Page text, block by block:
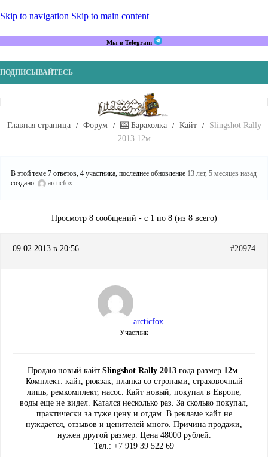
Skip to navigation Skip to main content
Мы в Telegram
ПОДПИСЫВАЙТЕСЬ
Главная страница Форум 🎰 Барахолка Кайт
Slingshot Rally
2013 12м
В этой теме 7 ответов, 4 участника, последнее обновление 13 лет, 5 месяцев назад
создано
arcticfox.
Просмотр 8 сообщений - с 1 по 8 (из 8 всего)
09.02.2013 в 20:56 #20974
arcticfox
Участник
Продаю новый кайт Slingshot Rally 2013 года размер 12м.
Комплект: кайт, рюкзак, планка со стропами, страховочный
лишь, ремкомплект, насос. Кайт новый, покупал в Европе,
воды еще не видел. Катался несколько раз. За сколько покупал,
практически за туже цену и отдам. В рекламе кайт не
нуждается, отзывов и ценителей много. Причина продажи,
нужен другой размер. Цена 48000 рублей.
Тел.: +7 919 39 522 69